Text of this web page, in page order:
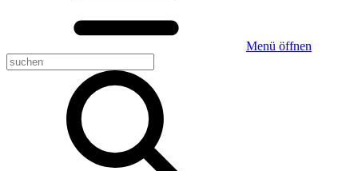
Menü öffnen